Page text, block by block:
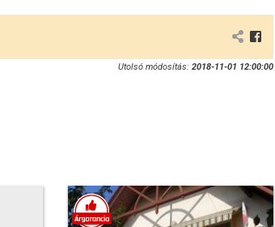
Utolsó módosítás: 2018-11-01 12:00:00